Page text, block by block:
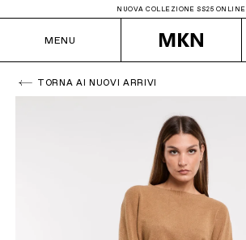
NUOVA COLLEZIONE SS25 ONLINE
MENU
TORNA AI NUOVI ARRIVI